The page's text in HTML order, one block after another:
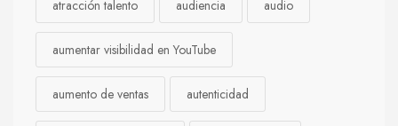
atracción talento audiencia audio
aumentar visibilidad en YouTube
aumento de ventas autenticidad